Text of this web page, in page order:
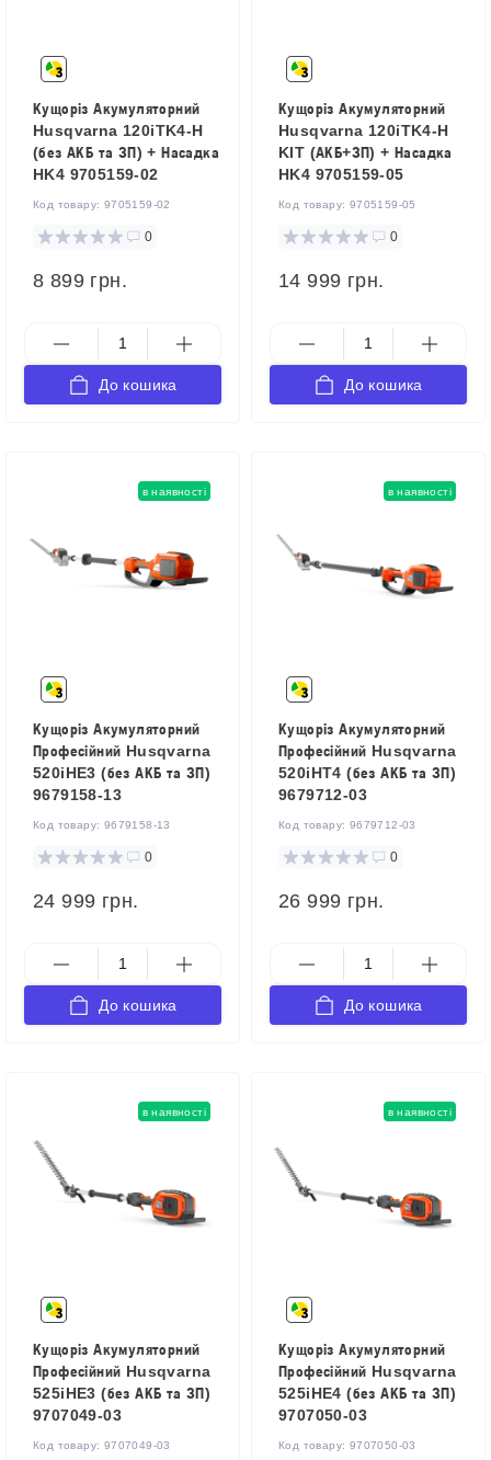
Кущоріз Акумуляторний
Husqvarna 120iTK4-H
(без АКБ та ЗП) + Насадка
HK4 9705159-02
Код товару: 9705159-02
0
8 899 грн.
До кошика
Кущоріз Акумуляторний
Husqvarna 120iTK4-H
KIT (АКБ+ЗП) + Насадка
HK4 9705159-05
Код товару: 9705159-05
0
14 999 грн.
До кошика
в наявності
Кущоріз Акумуляторний
Професійний Husqvarna
520iHE3 (без АКБ та ЗП)
9679158-13
Код товару: 9679158-13
0
24 999 грн.
До кошика
в наявності
Кущоріз Акумуляторний
Професійний Husqvarna
520iHT4 (без АКБ та ЗП)
9679712-03
Код товару: 9679712-03
0
26 999 грн.
До кошика
в наявності
Кущоріз Акумуляторний
Професійний Husqvarna
525iHE3 (без АКБ та ЗП)
9707049-03
Код товару: 9707049-03
в наявності
Кущоріз Акумуляторний
Професійний Husqvarna
525iHE4 (без АКБ та ЗП)
9707050-03
Код товару: 9707050-03